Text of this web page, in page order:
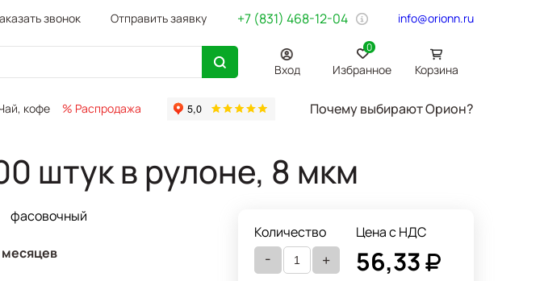
звонок Отправить заявку +7 (831) 468-12-04 info@orionn.ru
Вход Избранное
0
Корзина
кофе % Распродажа Канцтовары Бумага Svetocopy A4 Бытовая химия Хозтовары
Почему выбирают Орион?
штук в рулоне, 8 мкм
фасовочный
месяцев
Количество
- +
Цена с НДС
56,33